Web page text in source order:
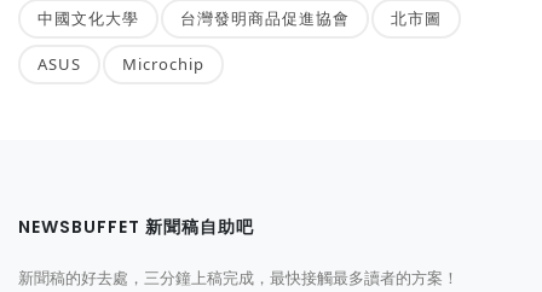
中國文化大學 台灣發明商品促進協會 北市圖
ASUS Microchip
NEWSBUFFET 新聞稿自助吧
新聞稿的好去處，三分鐘上稿完成，最快接觸最多讀者的方案！